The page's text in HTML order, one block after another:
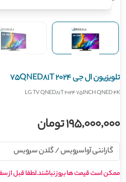
تلویزیون ال جی 75QNED81T 2024
LG TV QNED81T 2024 75INCH QNED 4K
195,000,000 تومان
ممکن است قیمت ها بروز نباشند.لطفا قبل از